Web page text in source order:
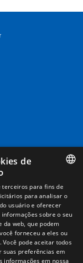
Apdo 100
SPAIN
SPANISH
ENGLISH
FRENCH
ITALIAN
PORTUGUESE
de
terceiros para fins de
para analisar o
usuário e oferecer
sobre o seu
da web, que podem
forneceu a eles ou
Você pode aceitar todos
suas preferências em
informações em nossa